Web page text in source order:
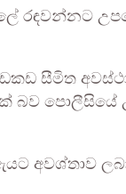
රඳවන්නට
සීමිත
බව
අවශ්තාව